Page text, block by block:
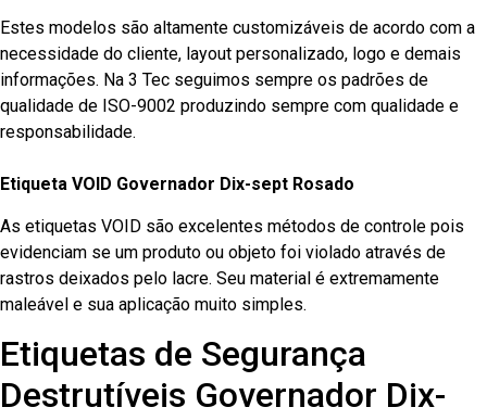
Estes modelos são altamente customizáveis de acordo com a
necessidade do cliente, layout personalizado, logo e demais
informações. Na 3 Tec seguimos sempre os padrões de
qualidade de ISO-9002 produzindo sempre com qualidade e
responsabilidade.
Etiqueta VOID Governador Dix-sept Rosado
As etiquetas VOID são excelentes métodos de controle pois
evidenciam se um produto ou objeto foi violado através de
rastros deixados pelo lacre. Seu material é extremamente
maleável e sua aplicação muito simples.
Etiquetas de Segurança
Destrutíveis Governador Dix-